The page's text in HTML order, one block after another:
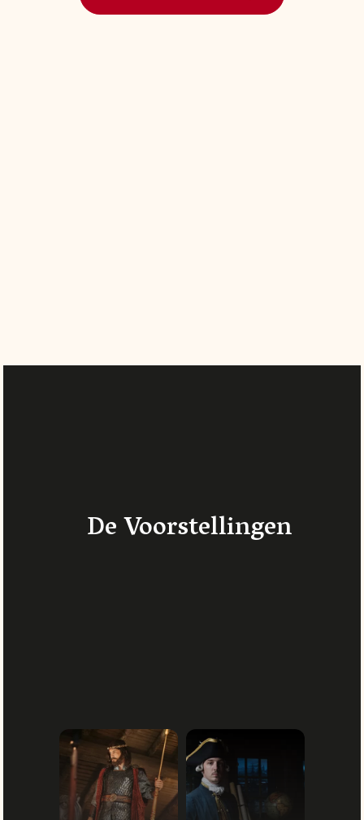
De Voorstellingen